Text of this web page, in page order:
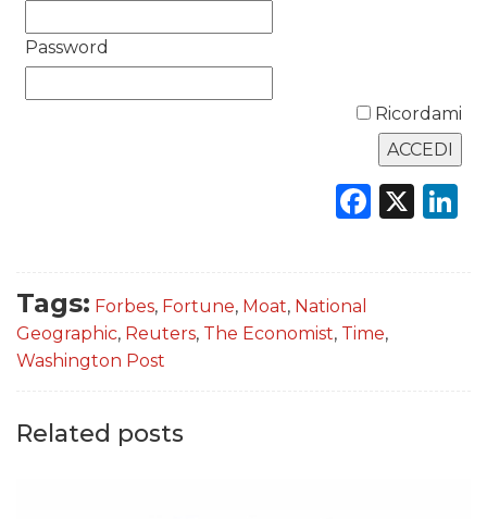
Password
Ricordami
X
Tags: Forbes, Fortune, Moat, National
Geographic, Reuters, The Economist, Time,
Washington Post
Related posts